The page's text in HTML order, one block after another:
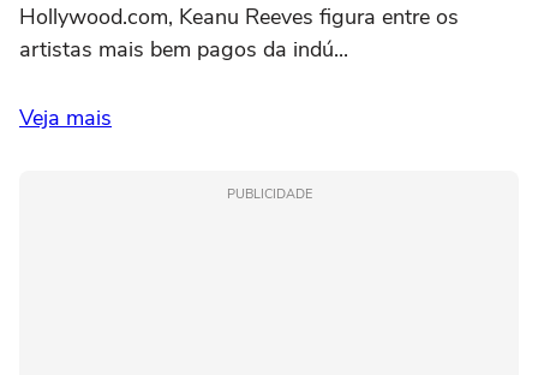
Hollywood.com, Keanu Reeves figura entre os
artistas mais bem pagos da indú...
Veja mais
PUBLICIDADE